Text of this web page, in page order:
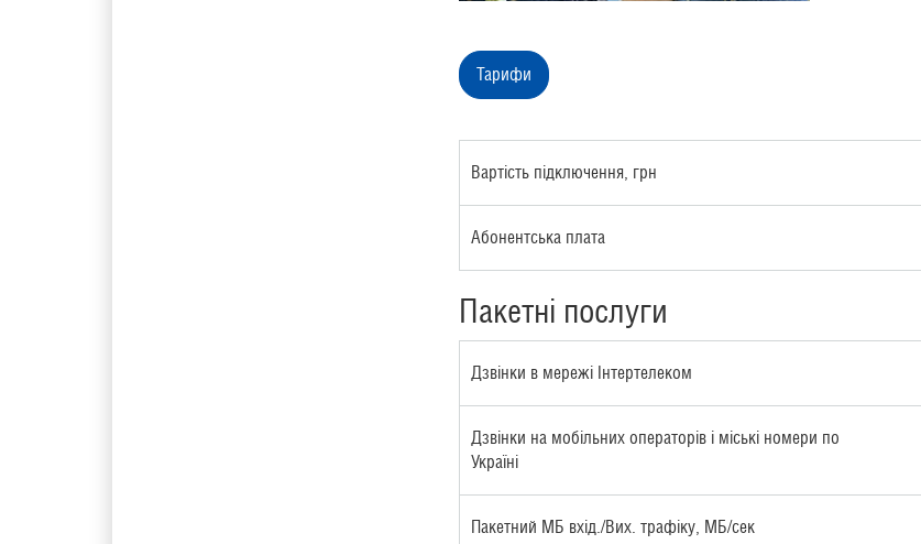
Тарифи
Вартість підключення, грн
Абонентська плата
Пакетні послуги
Дзвінки в мережі Інтертелеком
Дзвінки на мобільних операторів і міські номери по
Україні
Пакетний МБ вхід./Вих. трафіку, МБ/сек